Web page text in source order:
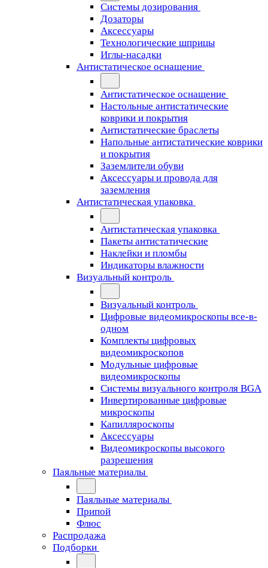
Системы дозирования
Дозаторы
Аксессуары
Технологические шприцы
Иглы-насадки
Антистатическое оснащение
Антистатическое оснащение
Настольные антистатические
коврики и покрытия
Антистатические браслеты
Напольные антистатические коврики
и покрытия
Заземлители обуви
Аксессуары и провода для
заземления
Антистатическая упаковка
Антистатическая упаковка
Пакеты антистатические
Наклейки и пломбы
Индикаторы влажности
Визуальный контроль
Визуальный контроль
Цифровые видеомикроскопы все-в-
одном
Комплекты цифровых
видеомикроскопов
Модульные цифровые
видеомикроскопы
Cистемы визуального контроля BGA
Инвертированные цифровые
микроскопы
Капилляроскопы
Аксессуары
Видеомикроскопы высокого
разрешения
Паяльные материалы
Паяльные материалы
Припой
Флюс
Распродажа
Подборки